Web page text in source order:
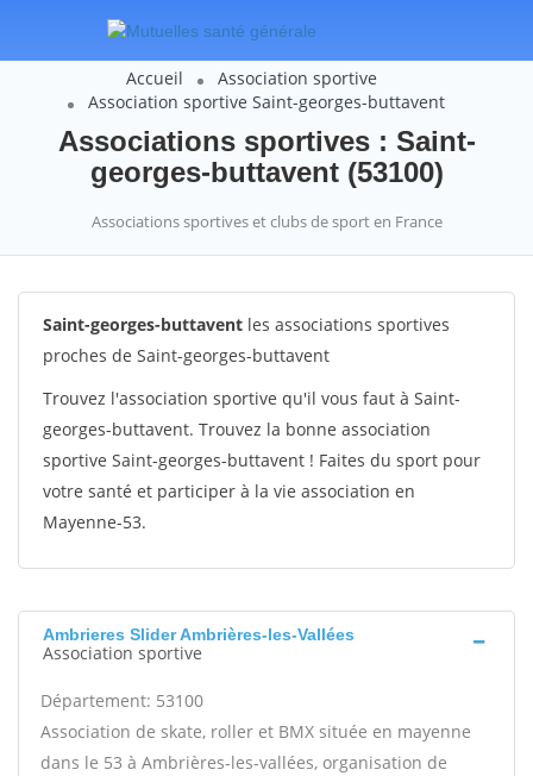
Accueil
Association sportive
Association sportive Saint-georges-buttavent
Associations sportives : Saint-
georges-buttavent (53100)
Associations sportives et clubs de sport en France
Saint-georges-buttavent les associations sportives
proches de Saint-georges-buttavent
Trouvez l'association sportive qu'il vous faut à Saint-
georges-buttavent. Trouvez la bonne association
sportive Saint-georges-buttavent ! Faites du sport pour
votre santé et participer à la vie association en
Mayenne-53.
Ambrieres Slider Ambrières-les-Vallées
Association sportive
Département: 53100
Association de skate, roller et BMX située en mayenne
dans le 53 à Ambrières-les-vallées, organisation de